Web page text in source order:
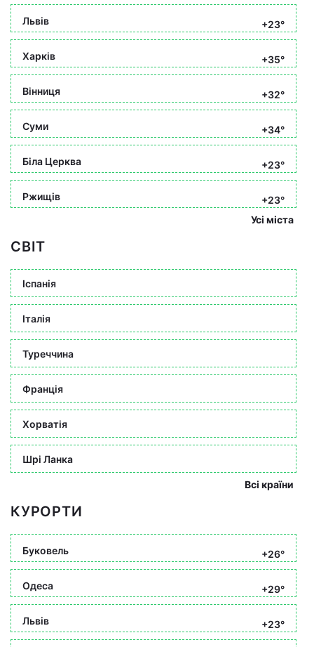
Львів +23°
Харків +35°
Вінниця +32°
Суми +34°
Біла Церква +23°
Ржищів
+23°
Усі міста
СВІТ
Іспанія
Італія
Туреччина
Франція
Хорватія
Шрі Ланка
Всі країни
КУРОРТИ
Буковель +26°
Одеса +29°
Львів +23°